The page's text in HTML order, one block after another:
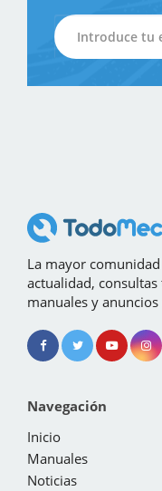
La mayor
actualidad, consultas
manuales y
Navegación
Inicio
Manuales
Noticias